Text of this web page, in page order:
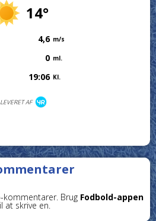
14°
4,6 m/s
0 ml.
19:06 Kl.
LEVERET AF
kommentarer. Brug Fodbold-appen
at skrive en.